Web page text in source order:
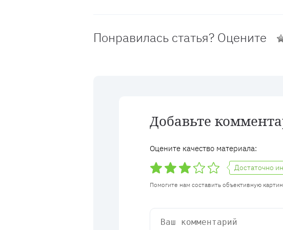
Понравилась статья? Оцените
Добавьте
Оцените качество материала:
Достаточно
Помогите нам составить объективную